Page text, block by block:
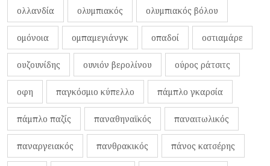
ολλανδία ολυμπιακός ολυμπιακός βόλου
ομόνοια ομπαμεγιάνγκ οπαδοί οστιαμάρε
ουζουνίδης ουνιόν βερολίνου ούρος ράτσιτς
οφη παγκόσμιο κύπελλο πάμπλο γκαρσία
πάμπλο παζίς παναθηναϊκός παναιτωλικός
παναργειακός πανθρακικός πάνος κατσέρης